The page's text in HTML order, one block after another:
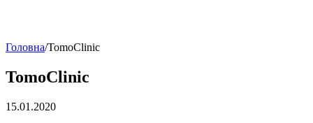
Головна/TomoClinic
TomoClinic
15.01.2020